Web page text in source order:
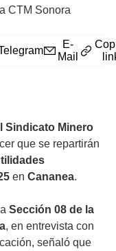
CTM Sonora
E-
Mail
Sindicato Minero
que se repartirán
en Cananea.
Sección 08 de la
, en entrevista con
señaló que